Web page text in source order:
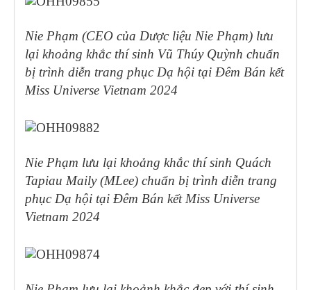
Nie Phạm (CEO của Dược liệu Nie Phạm) lưu
lại khoảng khắc thí sinh Vũ Thúy Quỳnh chuẩn
bị trình diễn trang phục Dạ hội tại Đêm Bán kết
Miss Universe Vietnam 2024
Nie Phạm lưu lại khoảng khắc thí sinh Quách
Tapiau Maily (MLee) chuẩn bị trình diễn trang
phục Dạ hội tại Đêm Bán kết Miss Universe
Vietnam 2024